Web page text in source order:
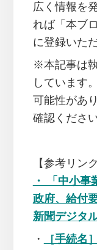
広く情報を
れば「本ブ
に登録いた
※本記事は
しています
可能性があ
確認ください
【参考リンク
・ 「中小
政府、給付
新聞デジタル
・
［手続名